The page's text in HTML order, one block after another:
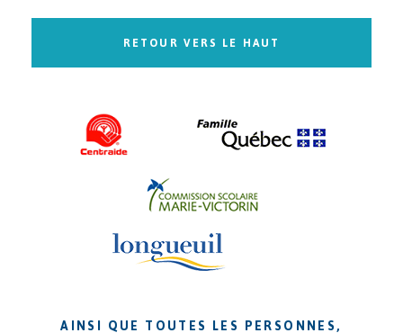
RETOUR VERS LE HAUT
AINSI QUE TOUTES LES PERSONNES,